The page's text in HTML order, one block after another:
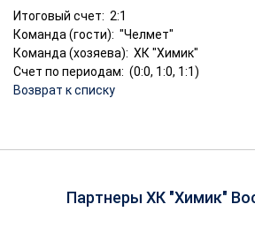
Итоговый счет: 2:1
Команда (гости): "Челмет"
Команда (хозяева): ХК "Химик"
Счет по периодам: (0:0, 1:0, 1:1)
Возврат к списку
Партнеры ХК "Химик"